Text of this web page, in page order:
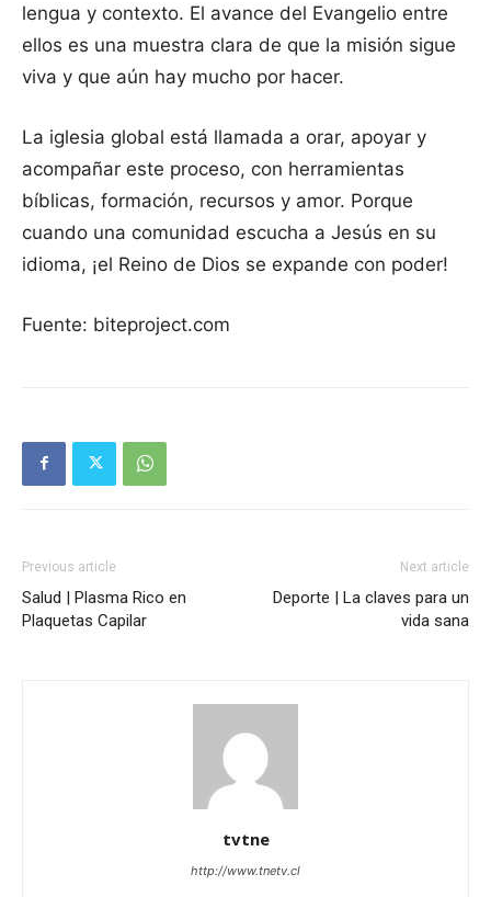
lengua y contexto. El avance del Evangelio entre
ellos es una muestra clara de que la misión sigue
viva y que aún hay mucho por hacer.
La iglesia global está llamada a orar, apoyar y
acompañar este proceso, con herramientas
bíblicas, formación, recursos y amor. Porque
cuando una comunidad escucha a Jesús en su
idioma, ¡el Reino de Dios se expande con poder!
Fuente: biteproject.com
Previous article
Salud | Plasma Rico en
Plaquetas Capilar
Next article
Deporte | La claves para un
vida sana
tvtne
http://www.tnetv.cl